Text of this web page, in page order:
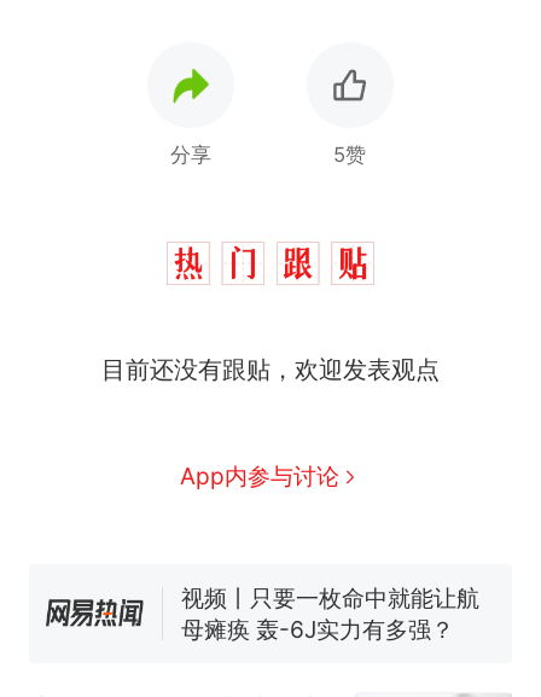
分享 5赞
目前还没有跟贴，欢迎发表观点
App内参与讨论
新 全球唯一没有法定首都的国
了……
视频丨只要一枚命中就能让航
母瘫痪 轰-6J实力有多强？